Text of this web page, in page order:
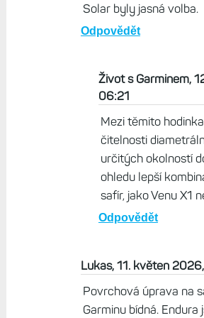
Solar byly jasná volba.
Odpovědět
Život s Garminem,
06:21
Mezi těmito
čitelnosti
určitých okolností
ohledu lepší
safír, jako Venu X1
Odpovědět
Lukas, 11. květen
Povrchová úprava na
Garminu bídná.